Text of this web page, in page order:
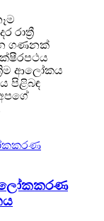
රාත්‍රී
ගණනක්
ආලෝකය
පිළිබඳ
ආලෝකකරණ